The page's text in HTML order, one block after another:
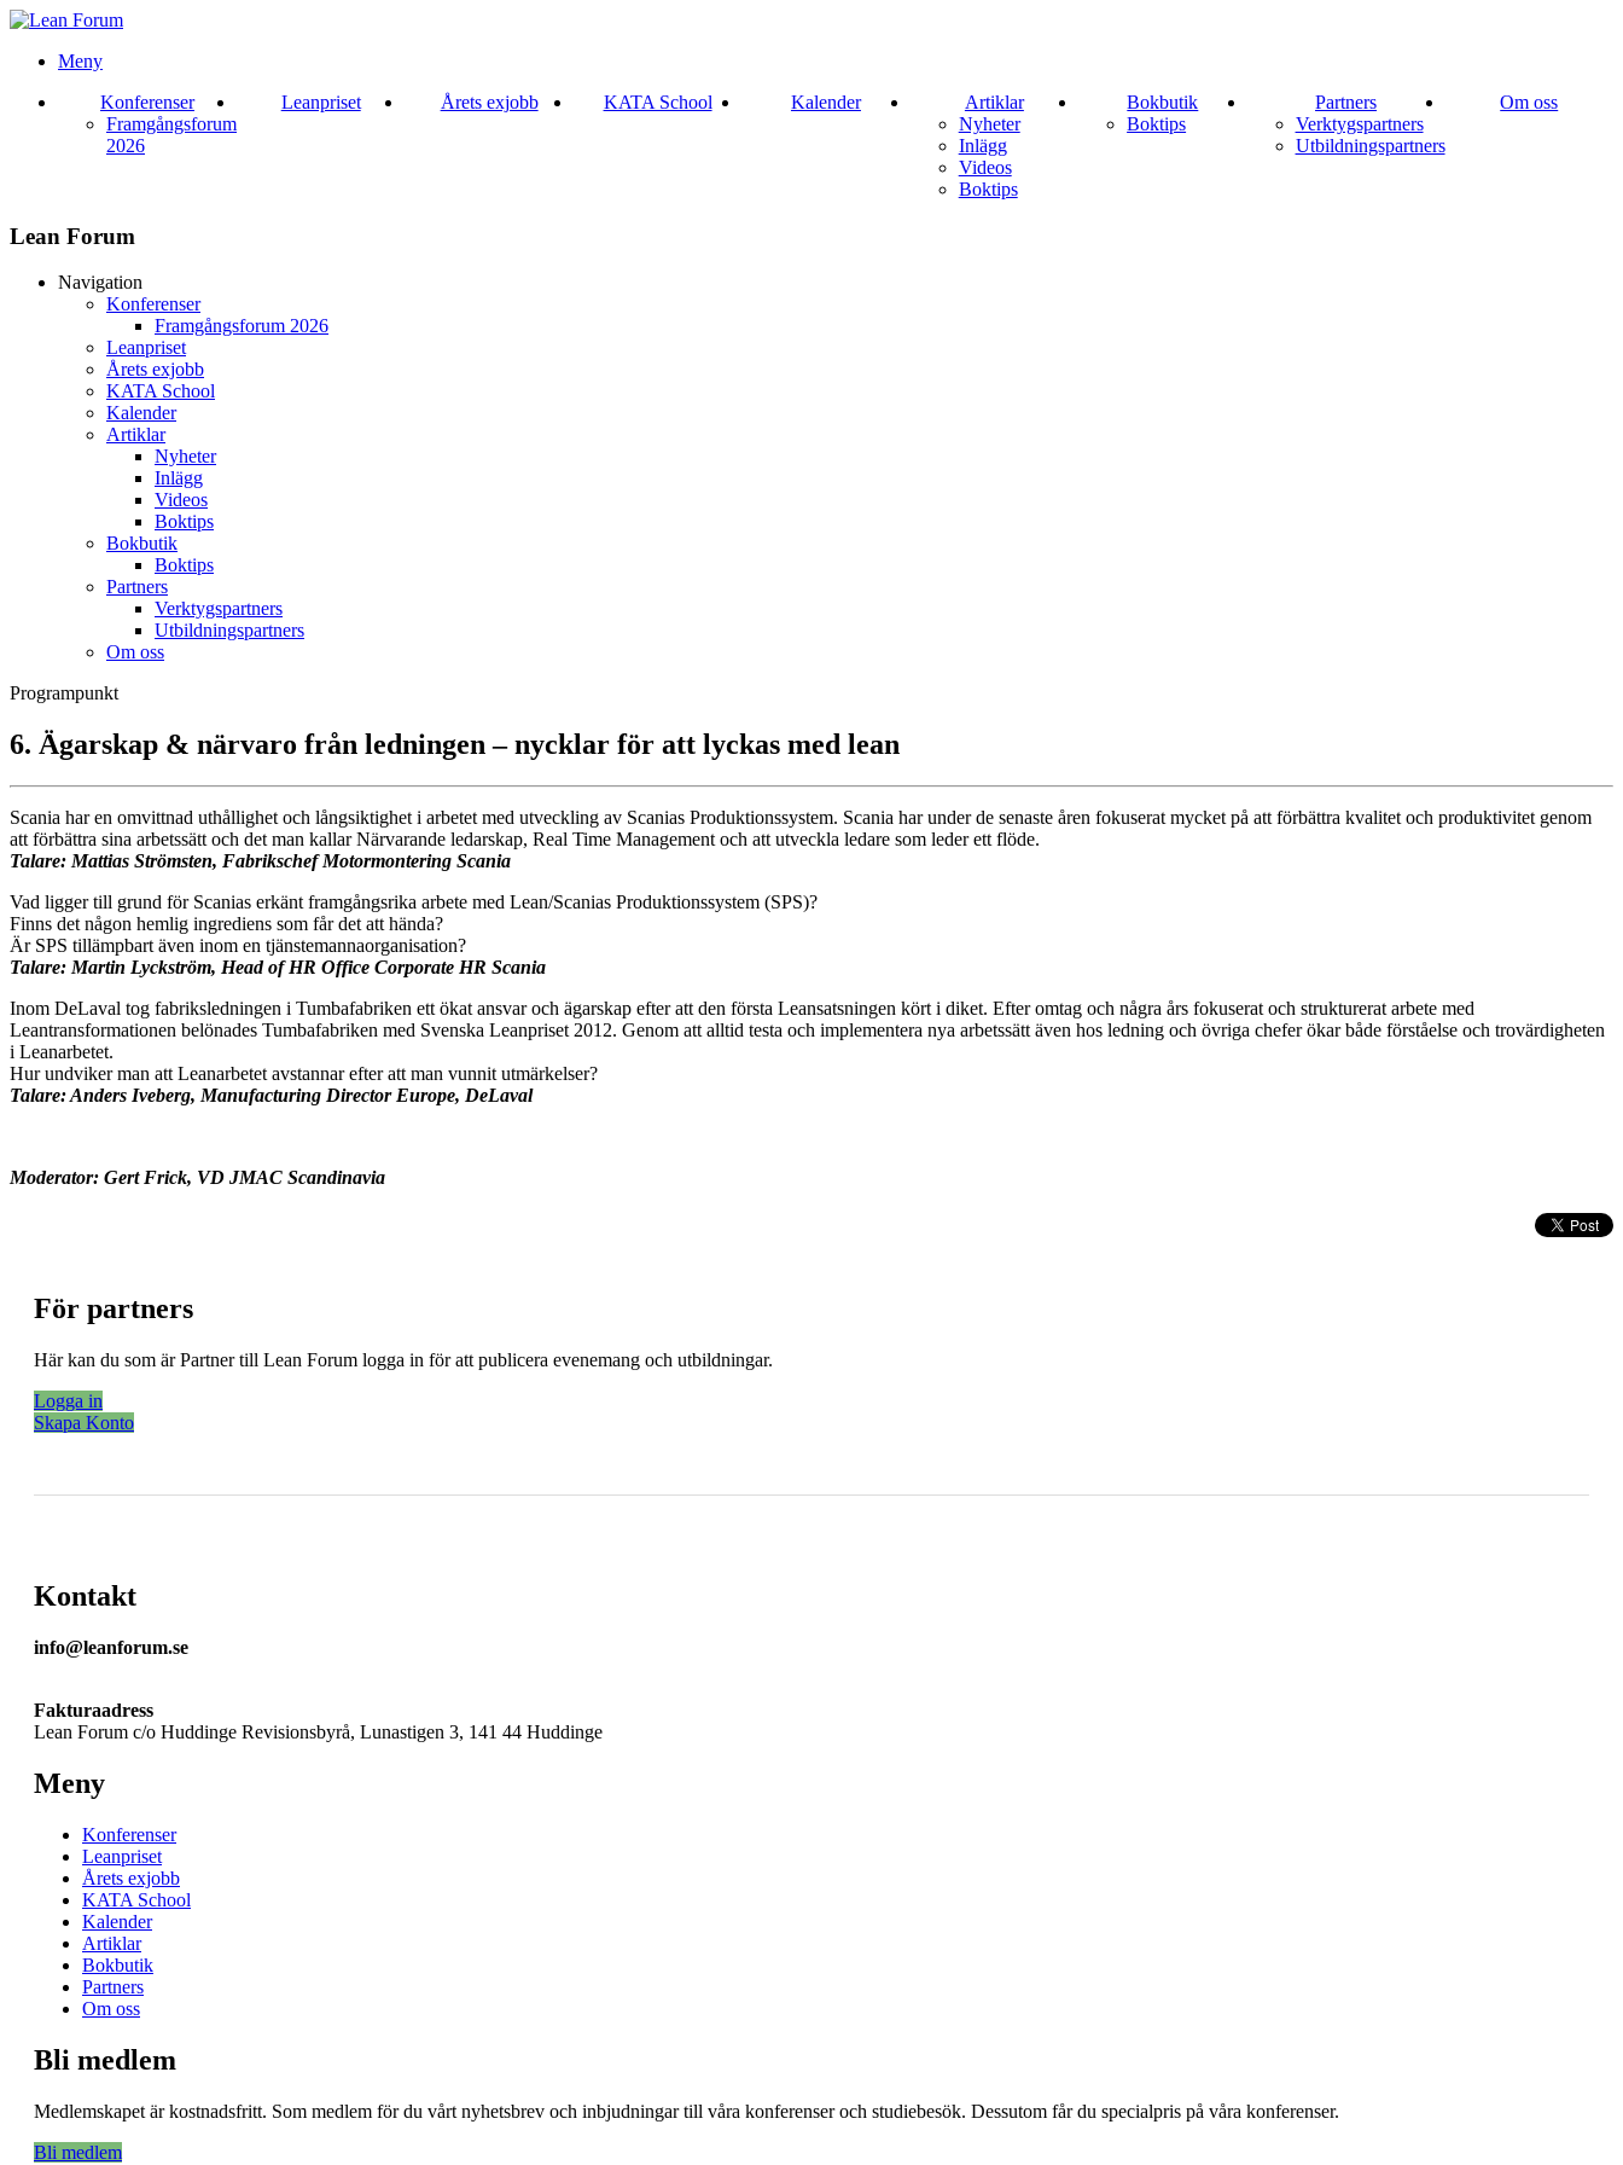
Meny
Konferenser
Framgångsforum
2026
Leanpriset Årets exjobb KATA School Kalender
Artiklar
Nyheter
Inlägg
Videos
Boktips
Bokbutik
Boktips
Partners
Verktygspartners
Utbildningspartners
Om oss
Lean Forum
Navigation
Konferenser
Framgångsforum 2026
Leanpriset
Årets exjobb
KATA School
Kalender
Artiklar
Nyheter
Inlägg
Videos
Boktips
Bokbutik
Boktips
Partners
Verktygspartners
Utbildningspartners
Om oss
Programpunkt
6. Ägarskap & närvaro från ledningen – nycklar för att lyckas med lean
Scania har en omvittnad uthållighet och långsiktighet i arbetet med utveckling av Scanias Produktionssystem. Scania har under de senaste åren fokuserat mycket på att förbättra kvalitet och produktivitet genom
att förbättra sina arbetssätt och det man kallar Närvarande ledarskap, Real Time Management och att utveckla ledare som leder ett flöde.
Talare: Mattias Strömsten, Fabrikschef Motormontering Scania
Vad ligger till grund för Scanias erkänt framgångsrika arbete med Lean/Scanias Produktionssystem (SPS)?
Finns det någon hemlig ingrediens som får det att hända?
Är SPS tillämpbart även inom en tjänstemannaorganisation?
Talare: Martin Lyckström, Head of HR Office Corporate HR Scania
Inom DeLaval tog fabriksledningen i Tumbafabriken ett ökat ansvar och ägarskap efter att den första Leansatsningen kört i diket. Efter omtag och några års fokuserat och strukturerat arbete med
Leantransformationen belönades Tumbafabriken med Svenska Leanpriset 2012. Genom att alltid testa och implementera nya arbetssätt även hos ledning och övriga chefer ökar både förståelse och trovärdigheten
i Leanarbetet.
Hur undviker man att Leanarbetet avstannar efter att man vunnit utmärkelser?
Talare: Anders Iveberg, Manufacturing Director Europe, DeLaval
Moderator: Gert Frick, VD JMAC Scandinavia
För partners
Här kan du som är Partner till Lean Forum logga in för att publicera evenemang och utbildningar.
Logga in
Skapa Konto
Kontakt
info@leanforum.se
Fakturaadress
Lean Forum c/o Huddinge Revisionsbyrå, Lunastigen 3, 141 44 Huddinge
Meny
Konferenser
Leanpriset
Årets exjobb
KATA School
Kalender
Artiklar
Bokbutik
Partners
Om oss
Bli medlem
Medlemskapet är kostnadsfritt. Som medlem för du vårt nyhetsbrev och inbjudningar till våra konferenser och studiebesök. Dessutom får du specialpris på våra konferenser.
Bli medlem